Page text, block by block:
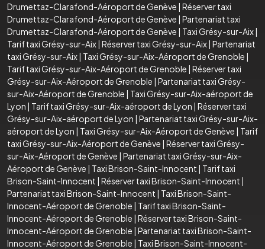
Drumettaz-Clarafond-Aéroport de Genève | Réserver taxi
Drumettaz-Clarafond-Aéroport de Genève | Partenariat taxi
Drumettaz-Clarafond-Aéroport de Genève | Taxi Grésy-sur-Aix|
Tarif taxi Grésy-sur-Aix| Réserver taxi Grésy-sur-Aix| Partenariat
taxi Grésy-sur-Aix| Taxi Grésy-sur-Aix-Aéroport de Grenoble |
Tarif taxi Grésy-sur-Aix-Aéroport de Grenoble | Réserver taxi
Grésy-sur-Aix-Aéroport de Grenoble | Partenariat taxi Grésy-
sur-Aix-Aéroport de Grenoble | Taxi Grésy-sur-Aix-aéroport de
Lyon | Tarif taxi Grésy-sur-Aix-aéroport de Lyon | Réserver taxi
Grésy-sur-Aix-aéroport de Lyon | Partenariat taxi Grésy-sur-Aix-
aéroport de Lyon | Taxi Grésy-sur-Aix-Aéroport de Genève | Tarif
taxi Grésy-sur-Aix-Aéroport de Genève | Réserver taxi Grésy-
sur-Aix-Aéroport de Genève | Partenariat taxi Grésy-sur-Aix-
Aéroport de Genève | Taxi Brison-Saint-Innocent | Tarif taxi
Brison-Saint-Innocent | Réserver taxi Brison-Saint-Innocent |
Partenariat taxi Brison-Saint-Innocent | Taxi Brison-Saint-
Innocent-Aéroport de Grenoble | Tarif taxi Brison-Saint-
Innocent-Aéroport de Grenoble | Réserver taxi Brison-Saint-
Innocent-Aéroport de Grenoble | Partenariat taxi Brison-Saint-
Innocent-Aéroport de Grenoble | Taxi Brison-Saint-Innocent-